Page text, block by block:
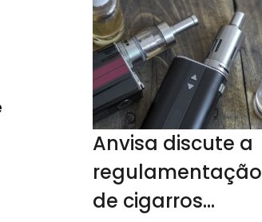
Anvisa discute a
regulamentação
de cigarros